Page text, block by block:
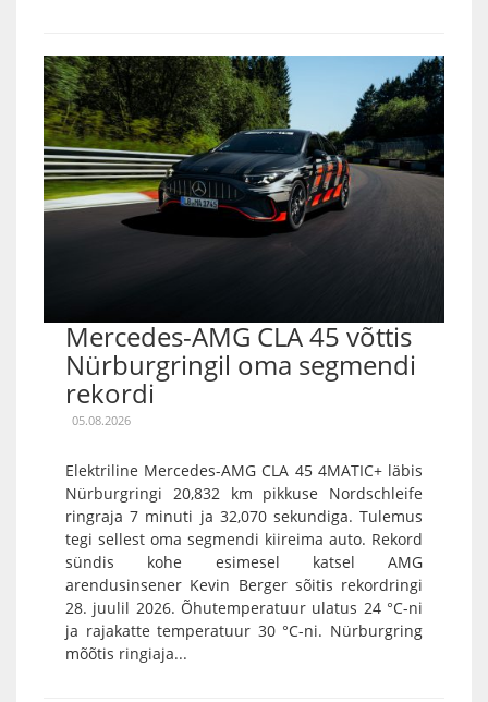
Mercedes-AMG CLA 45 võttis
Nürburgringil oma segmendi
rekordi
05.08.2026
Elektriline Mercedes-AMG CLA 45 4MATIC+ läbis
Nürburgringi 20,832 km pikkuse Nordschleife
ringraja 7 minuti ja 32,070 sekundiga. Tulemus
tegi sellest oma segmendi kiireima auto. Rekord
sündis kohe esimesel katsel AMG
arendusinsener Kevin Berger sõitis rekordringi
28. juulil 2026. Õhutemperatuur ulatus 24 °C-ni
ja rajakatte temperatuur 30 °C-ni. Nürburgring
mõõtis ringiaja...